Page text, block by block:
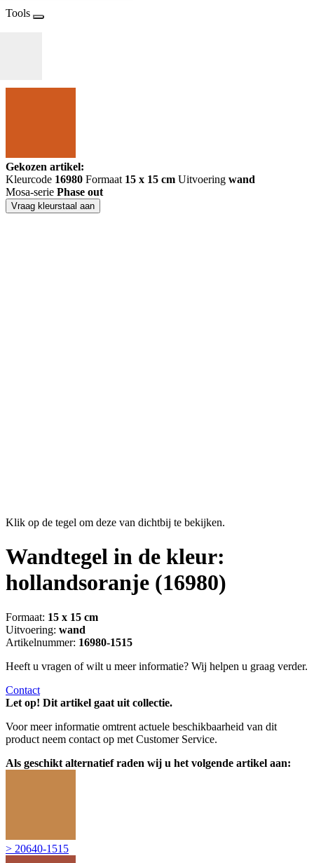
Tools
Gekozen artikel:
Kleurcode 16980 Formaat 15 x 15 cm Uitvoering wand
Mosa-serie Phase out
Vraag kleurstaal aan
Klik op de tegel om deze van dichtbij te bekijken.
Wandtegel in de kleur:
hollandsoranje (16980)
Formaat: 15 x 15 cm
Uitvoering: wand
Artikelnummer: 16980-1515
Heeft u vragen of wilt u meer informatie? Wij helpen u graag verder.
Contact
Let op! Dit artikel gaat uit collectie.
Voor meer informatie omtrent actuele beschikbaarheid van dit
product neem contact op met Customer Service.
Als geschikt alternatief raden wij u het volgende artikel aan:
> 20640-1515